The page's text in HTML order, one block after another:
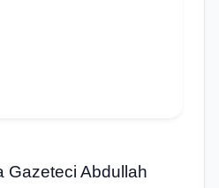
Gazeteci Abdullah